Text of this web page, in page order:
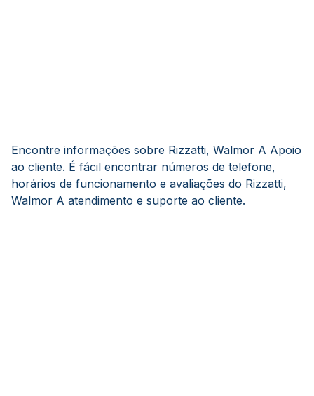
Encontre informações sobre Rizzatti, Walmor A Apoio
ao cliente. É fácil encontrar números de telefone,
horários de funcionamento e avaliações do Rizzatti,
Walmor A atendimento e suporte ao cliente.